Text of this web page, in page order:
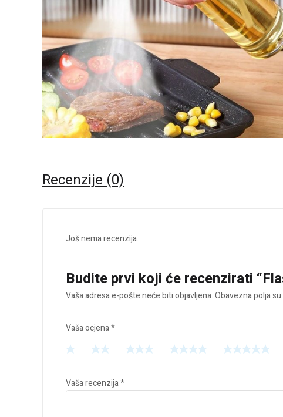
Recenzije (0)
Još nema recenzija.
Budite prvi koji će recenzirati
Vaša adresa e-pošte neće biti objavljena.Obavezna polja
Vaša ocjena*
Vaša recenzija*